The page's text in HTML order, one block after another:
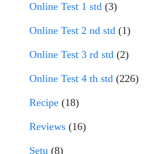
Online Test 1 std (3)
Online Test 2 nd std (1)
Online Test 3 rd std (2)
Online Test 4 th std (226)
Recipe (18)
Reviews (16)
Setu (8)